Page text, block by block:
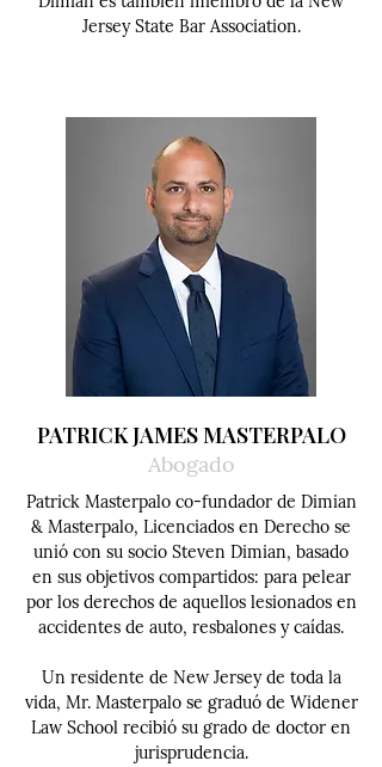
Jersey State Bar Association.
PATRICK JAMES MASTERPALO
Abogado
Patrick Masterpalo co-fundador de Dimian
& Masterpalo, Licenciados en Derecho se
unió con su socio Steven Dimian, basado
en sus objetivos compartidos: para pelear
por los derechos de aquellos lesionados en
accidentes de auto, resbalones y caídas.
Un residente de New Jersey de toda la
vida, Mr. Masterpalo se graduó de Widener
Law School recibió su grado de doctor en
jurisprudencia.